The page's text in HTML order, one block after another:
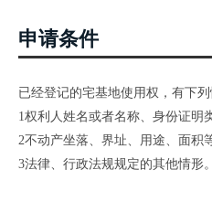
申请条件
已经登记的宅基地使用权，有下
1权利人姓名或者名称、身份证明
2不动产坐落、界址、用途、面积
3法律、行政法规规定的其他情形。